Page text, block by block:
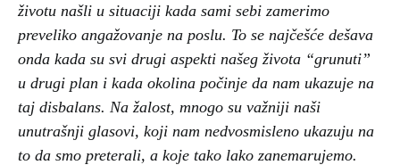
životu našli u situaciji kada sami sebi zamerimo
preveliko angažovanje na poslu. To se najčešće dešava
onda kada su svi drugi aspekti našeg života “grunuti”
u drugi plan i kada okolina počinje da nam ukazuje na
taj disbalans. Na žalost, mnogo su važniji naši
unutrašnji glasovi, koji nam nedvosmisleno ukazuju na
to da smo preterali, a koje tako lako zanemarujemo.